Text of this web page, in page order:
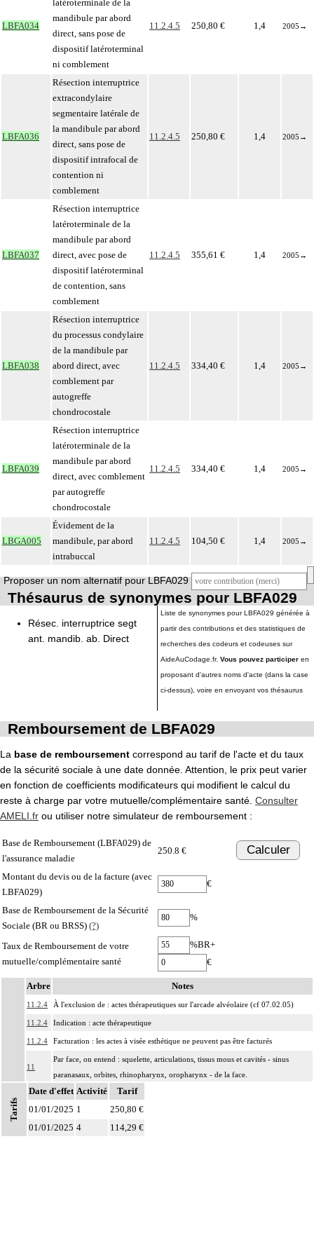
LBFA034
latéroterminale de la
mandibule par abord
direct, sans pose de
dispositif latéroterminal
ni comblement
11.2.4.5 250,80 € 1,4 2005 →
LBFA036
Résection interruptrice
extracondylaire
segmentaire latérale de
la mandibule par abord
direct, sans pose de
dispositif intrafocal de
contention ni
comblement
11.2.4.5 250,80 € 1,4 2005 →
LBFA037
Résection interruptrice
latéroterminale de la
mandibule par abord
direct, avec pose de
dispositif latéroterminal
de contention, sans
comblement
11.2.4.5 355,61 € 1,4 2005 →
LBFA038
Résection interruptrice
du processus condylaire
de la mandibule par
abord direct, avec
comblement par
autogreffe
chondrocostale
11.2.4.5 334,40 € 1,4 2005 →
LBFA039
Résection interruptrice
latéroterminale de la
mandibule par abord
direct, avec comblement
par autogreffe
chondrocostale
11.2.4.5 334,40 € 1,4 2005 →
LBGA005
Évidement de la
mandibule, par abord
intrabuccal
11.2.4.5 104,50 € 1,4 2005 →
Proposer un nom alternatif pour LBFA029
Thésaurus de synonymes pour LBFA029
Résec. interruptrice segt
ant. mandib. ab. Direct
Liste de synonymes pour LBFA029 générée à
partir des contributions et des statistiques de
recherches des codeurs et codeuses sur
AideAuCodage.fr. Vous pouvez participer en
proposant d'autres noms d'acte (dans la case
ci-dessus), voire en envoyant vos thésaurus
Remboursement de LBFA029
La base de remboursement correspond au tarif de l'acte et du taux
de la sécurité sociale à une date donnée. Attention, le prix peut varier
en fonction de coefficients modificateurs qui modifient le calcul du
reste à charge par votre mutuelle/complémentaire santé. Consulter
AMELI.fr ou utiliser notre simulateur de remboursement :
Base de Remboursement (LBFA029) de
l'assurance maladie
250.8 € Calculer
Montant du devis ou de la facture (avec
LBFA029)
€
Base de Remboursement de la Sécurité
Sociale (BR ou BRSS) (?)
%
Taux de Remboursement de votre
mutuelle/complémentaire santé
%BR+
€
Arbre Notes
11.2.4 À l'exclusion de : actes thérapeutiques sur l'arcade alvéolaire (cf 07.02.05)
11.2.4 Indication : acte thérapeutique
11.2.4 Facturation : les actes à visée esthétique ne peuvent pas être facturés
11
Par face, on entend : squelette, articulations, tissus mous et cavités - sinus
paranasaux, orbites, rhinopharynx, oropharynx - de la face.
11
Par ostéosynthèse d'une fracture à foyer fermé, on entend : réduction et fixation
osseuse par voie transcutanée ou avec abord à distance, sans exposition du
foyer de fracture.
Tarifs
Date d'effet Activité
Tarif
01/01/2025 1
250,80 €
01/01/2025 4 114,29 €